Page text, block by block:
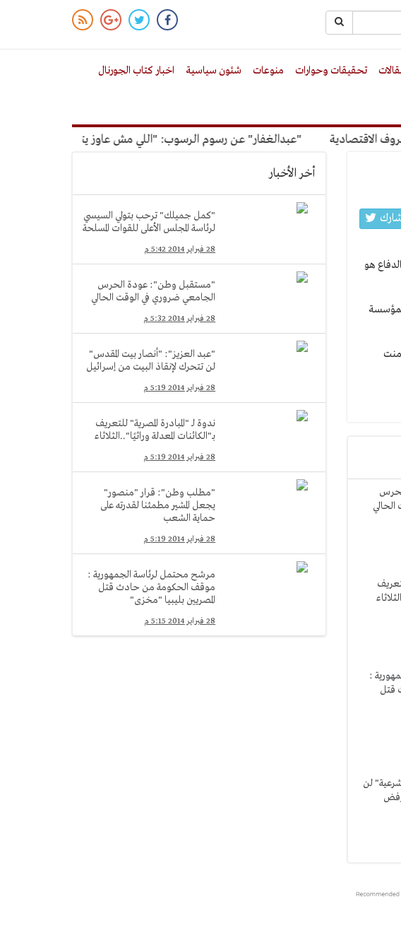
تحقيقات وحوارات منوعات شئون سياسية اخبار كتاب الجورنال
"عبدالغفار" عن رسوم الرسوب: "اللي مش عاوز يتعلم ملوش مجانية"
هو
كمؤسسة
:
قتل
لن
أخر الأخبار
"كمل جميلك" ترحب بتولي السيسي
لرئاسة المجلس الأعلى للقوات المسلحة
28 فبراير 2014 5:42 م
"مستقبل وطن": عودة الحرس
الجامعي ضروري في الوقت الحالي
28 فبراير 2014 5:32 م
"عبد العزيز": "أنصار بيت المقدس"
لن تتحرك لإنقاذ البيت من إسرائيل
28 فبراير 2014 5:19 م
ندوة لـ "المبادرة المصرية" للتعريف
بـ"الكائنات المعدلة وراثيًا"..الثلاثاء
28 فبراير 2014 5:19 م
"مطلب وطن": قرار "منصور"
يجعل المشير مطمئنا لقدرته على
حماية الشعب
28 فبراير 2014 5:19 م
مرشح محتمل لرئاسة الجمهورية :
موقف الحكومة من حادث قتل
المصريين بليبيا "مخزى"
28 فبراير 2014 5:15 م